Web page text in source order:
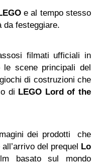
e al tempo stesso
da festeggiare.
filmati ufficiali in
le scene principali del
di costruzioni che
di LEGO Lord of the
dei prodotti che
del prequel Lo
basato sul mondo